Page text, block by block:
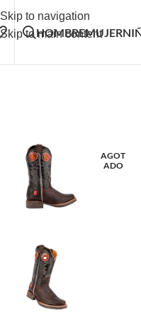
Skip to navigation
Skip to main content
HOMBREMUJER
AGOT
ADO